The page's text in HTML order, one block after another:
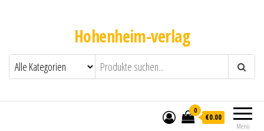
Hohenheim-verlag
Menü
0
€0.00